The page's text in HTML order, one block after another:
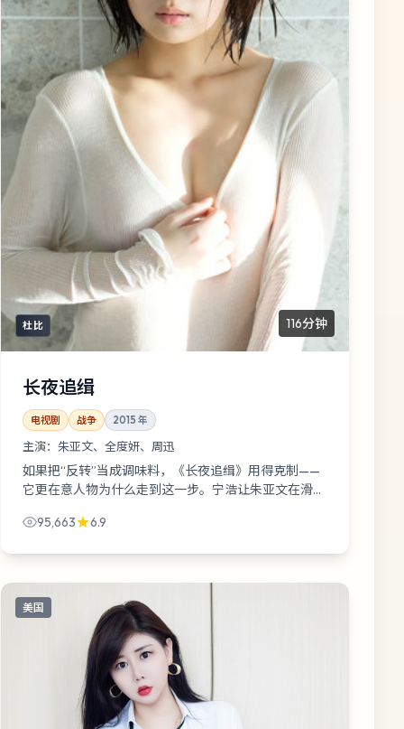
杜比 116分钟
长夜追缉
电视剧 战争 2015 年
主演： 朱亚文、全度妍、周迅
如果把“反转”当成调味料，《长夜追缉》用得克制——
它更在意人物为什么走到这一步。宁浩让朱亚文在滑雪
95,663
6.9
美国